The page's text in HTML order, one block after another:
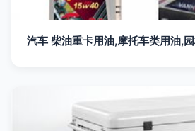
汽车 柴油重卡用油,摩托车类用油,